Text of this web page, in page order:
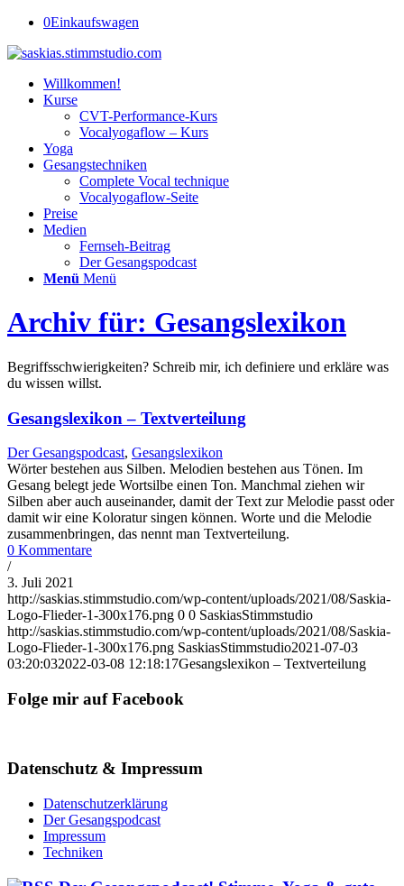
0Einkaufswagen
Willkommen!
Kurse
CVT-Performance-Kurs
Vocalyogaflow – Kurs
Yoga
Gesangstechniken
Complete Vocal technique
Vocalyogaflow-Seite
Preise
Medien
Fernseh-Beitrag
Der Gesangspodcast
Menü Menü
Archiv für: Gesangslexikon
Begriffsschwierigkeiten? Schreib mir, ich definiere und erkläre was
du wissen willst.
Gesangslexikon – Textverteilung
Der Gesangspodcast, Gesangslexikon
Wörter bestehen aus Silben. Melodien bestehen aus Tönen. Im
Gesang belegt jede Wortsilbe einen Ton. Manchmal ziehen wir
Silben aber auch auseinander, damit der Text zur Melodie passt oder
damit wir eine Koloratur singen können. Worte und die Melodie
zusammenbringen, das nennt man Textverteilung.
0 Kommentare
/
3. Juli 2021
http://saskias.stimmstudio.com/wp-content/uploads/2021/08/Saskia-
Logo-Flieder-1-300x176.png 0 0 SaskiasStimmstudio
http://saskias.stimmstudio.com/wp-content/uploads/2021/08/Saskia-
Logo-Flieder-1-300x176.png SaskiasStimmstudio2021-07-03
03:20:032022-03-08 12:18:17Gesangslexikon – Textverteilung
Folge mir auf Facebook
Datenschutz & Impressum
Datenschutzerklärung
Der Gesangspodcast
Impressum
Techniken